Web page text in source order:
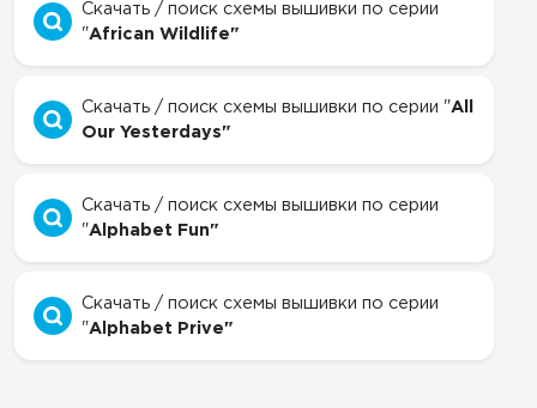
Скачать / поиск схемы вышивки по серии
"African Wildlife"
Скачать / поиск схемы вышивки по серии "All
Our Yesterdays"
Скачать / поиск схемы вышивки по серии
"Alphabet Fun"
Скачать / поиск схемы вышивки по серии
"Alphabet Prive"